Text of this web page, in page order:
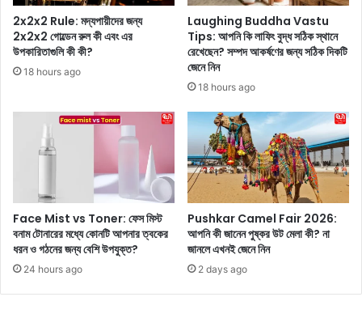
পা
ড়া
য়
এ
দে
খে
নি
ন
আ
কা
চু
-
থি
ত্যে
ক
পো
কে
ম
2x2x2 Rule: মদ্যপায়ীদের জন্য
2x2x2 গোল্ডেন রুল কী এবং এর
উপকারিতাগুলি কী কী?
18 hours ago
Laughing Buddha Vastu
Tips: আপনি কি লাফিং বুদ্ধ সঠিক স্থানে
রেখেছেন? সম্পদ আকর্ষণের জন্য সঠিক দিকটি
জেনে নিন
18 hours ago
Face Mist vs Toner: ফেস মিস্ট
বনাম টোনারের মধ্যে কোনটি আপনার ত্বকের
ধরন ও গঠনের জন্য বেশি উপযুক্ত?
24 hours ago
Pushkar Camel Fair 2026:
আপনি কী জানেন পুষ্কর উট মেলা কী? না
জানলে এখনই জেনে নিন
2 days ago